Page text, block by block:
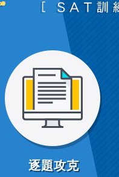
逐題攻克